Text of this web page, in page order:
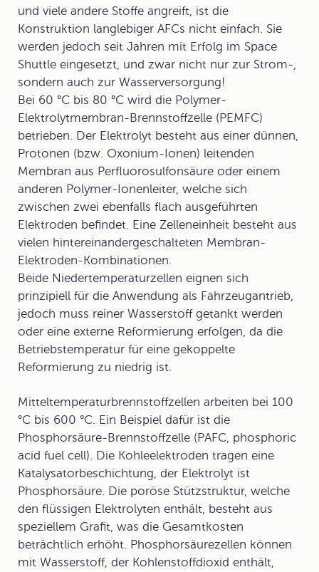
und viele andere Stoffe angreift, ist die
Konstruktion langlebiger AFCs nicht einfach. Sie
werden jedoch seit Jahren mit Erfolg im Space
Shuttle eingesetzt, und zwar nicht nur zur Strom-,
sondern auch zur Wasserversorgung!
Bei 60 °C bis 80 °C wird die Polymer-
Elektrolytmembran-Brennstoffzelle (PEMFC)
betrieben. Der Elektrolyt besteht aus einer dünnen,
Protonen (bzw. Oxonium-Ionen) leitenden
Membran aus Perfluorosulfonsäure oder einem
anderen Polymer-Ionenleiter, welche sich
zwischen zwei ebenfalls flach ausgeführten
Elektroden befindet. Eine Zelleneinheit besteht aus
vielen hintereinandergeschalteten Membran-
Elektroden-Kombinationen.
Beide Niedertemperaturzellen eignen sich
prinzipiell für die Anwendung als Fahrzeugantrieb,
jedoch muss reiner Wasserstoff getankt werden
oder eine externe Reformierung erfolgen, da die
Betriebstemperatur für eine gekoppelte
Reformierung zu niedrig ist.
Mitteltemperaturbrennstoffzellen arbeiten bei 100
°C bis 600 °C. Ein Beispiel dafür ist die
Phosphorsäure-Brennstoffzelle (PAFC, phosphoric
acid fuel cell). Die Kohleelektroden tragen eine
Katalysatorbeschichtung, der Elektrolyt ist
Phosphorsäure. Die poröse Stützstruktur, welche
den flüssigen Elektrolyten enthält, besteht aus
speziellem Grafit, was die Gesamtkosten
beträchtlich erhöht. Phosphorsäurezellen können
mit Wasserstoff, der Kohlenstoffdioxid enthält,